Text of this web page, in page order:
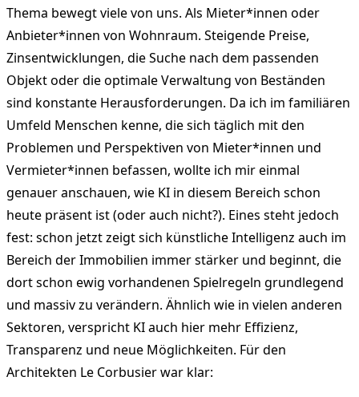
Thema bewegt viele von uns. Als Mieter*innen oder
Anbieter*innen von Wohnraum. Steigende Preise,
Zinsentwicklungen, die Suche nach dem passenden
Objekt oder die optimale Verwaltung von Beständen
sind konstante Herausforderungen. Da ich im familiären
Umfeld Menschen kenne, die sich täglich mit den
Problemen und Perspektiven von Mieter*innen und
Vermieter*innen befassen, wollte ich mir einmal
genauer anschauen, wie KI in diesem Bereich schon
heute präsent ist (oder auch nicht?). Eines steht jedoch
fest: schon jetzt zeigt sich künstliche Intelligenz auch im
Bereich der Immobilien immer stärker und beginnt, die
dort schon ewig vorhandenen Spielregeln grundlegend
und massiv zu verändern. Ähnlich wie in vielen anderen
Sektoren, verspricht KI auch hier mehr Effizienz,
Transparenz und neue Möglichkeiten. Für den
Architekten Le Corbusier war klar: